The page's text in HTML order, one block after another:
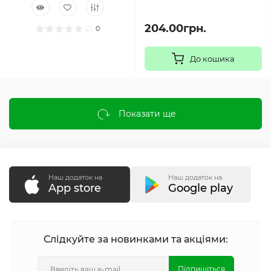
0 204.00грн.
До кошика
Показати ще
Наш додаток на
App store
Наш додаток на
Google play
Слідкуйте за новинками та акціями:
Підпишіться